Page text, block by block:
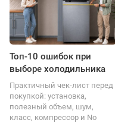
Топ-10 ошибок при
выборе холодильника
Практичный чек-лист перед
покупкой: установка,
полезный объем, шум,
класс, компрессор и No